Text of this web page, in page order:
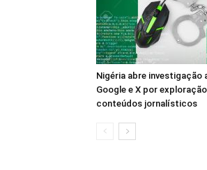
Nigéria abre investigação
Google e X por
conteúdos jornalísticos